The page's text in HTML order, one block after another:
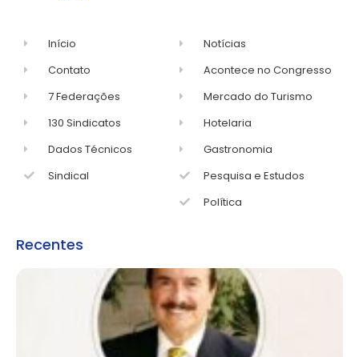
Início
Contato
7 Federações
130 Sindicatos
Dados Técnicos
Sindical
Notícias
Acontece no Congresso
Mercado do Turismo
Hotelaria
Gastronomia
Pesquisa e Estudos
Política
Recentes